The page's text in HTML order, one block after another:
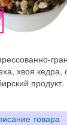
хвоя кедра,
продукт.
товара